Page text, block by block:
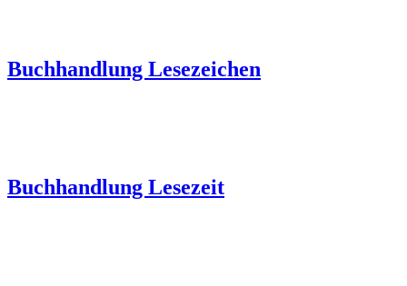
Buchhandlung Lesezeichen
Buchhandlung Lesezeit